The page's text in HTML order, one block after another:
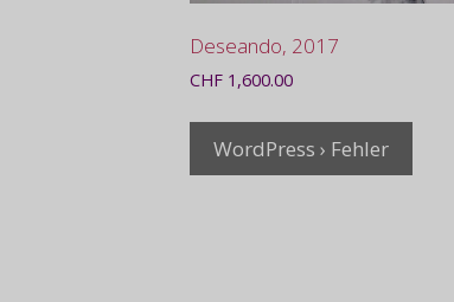
Deseando, 2017
CHF 1,600.00
WordPress › Fehler